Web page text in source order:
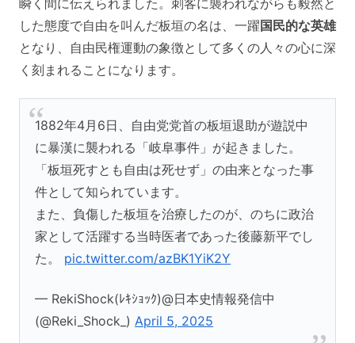
した態度で自由を叫んだ板垣の名は、一躍国民的な英雄
となり、自由民権運動の象徴として多くの人々の心に深
く刻まれることになります。
1882年4月6日、自由党党首の板垣退助が遊説中
に暴漢に襲われる「岐阜事件」が起きました。
「板垣死すとも自由は死せず」の由来となった事
件として知られています。
また、負傷した板垣を治療したのが、のちに政治
家として活躍する当時医者であった後藤新平でし
た。 pic.twitter.com/azBK1YiK2Y
— RekiShock(ﾚｷｼｮｯｸ)@日本史情報発信中
(@Reki_Shock_) April 5, 2025